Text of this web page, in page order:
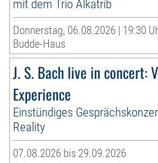
mit dem Trio Alkatrib
Donnerstag, 06.08.2026 | 19:30
Budde-Haus
J. S. Bach live in concert:
Experience
Einstündiges
Reality
07.08.2026 bis 29.09.2026